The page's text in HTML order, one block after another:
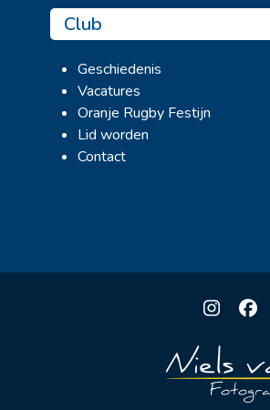
Club
Geschiedenis
Vacatures
Oranje Rugby Festijn
Lid worden
Contact